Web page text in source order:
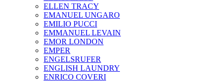
ELLEN TRACY
EMANUEL UNGARO
EMILIO PUCCI
EMMANUEL LEVAIN
EMOR LONDON
EMPER
ENGELSRUFER
ENGLISH LAUNDRY
ENRICO COVERI